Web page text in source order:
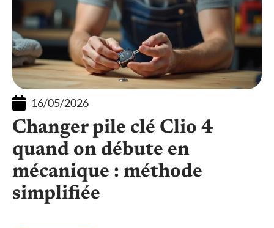
16/05/2026
Changer pile clé Clio 4
quand on débute en
mécanique : méthode
simplifiée